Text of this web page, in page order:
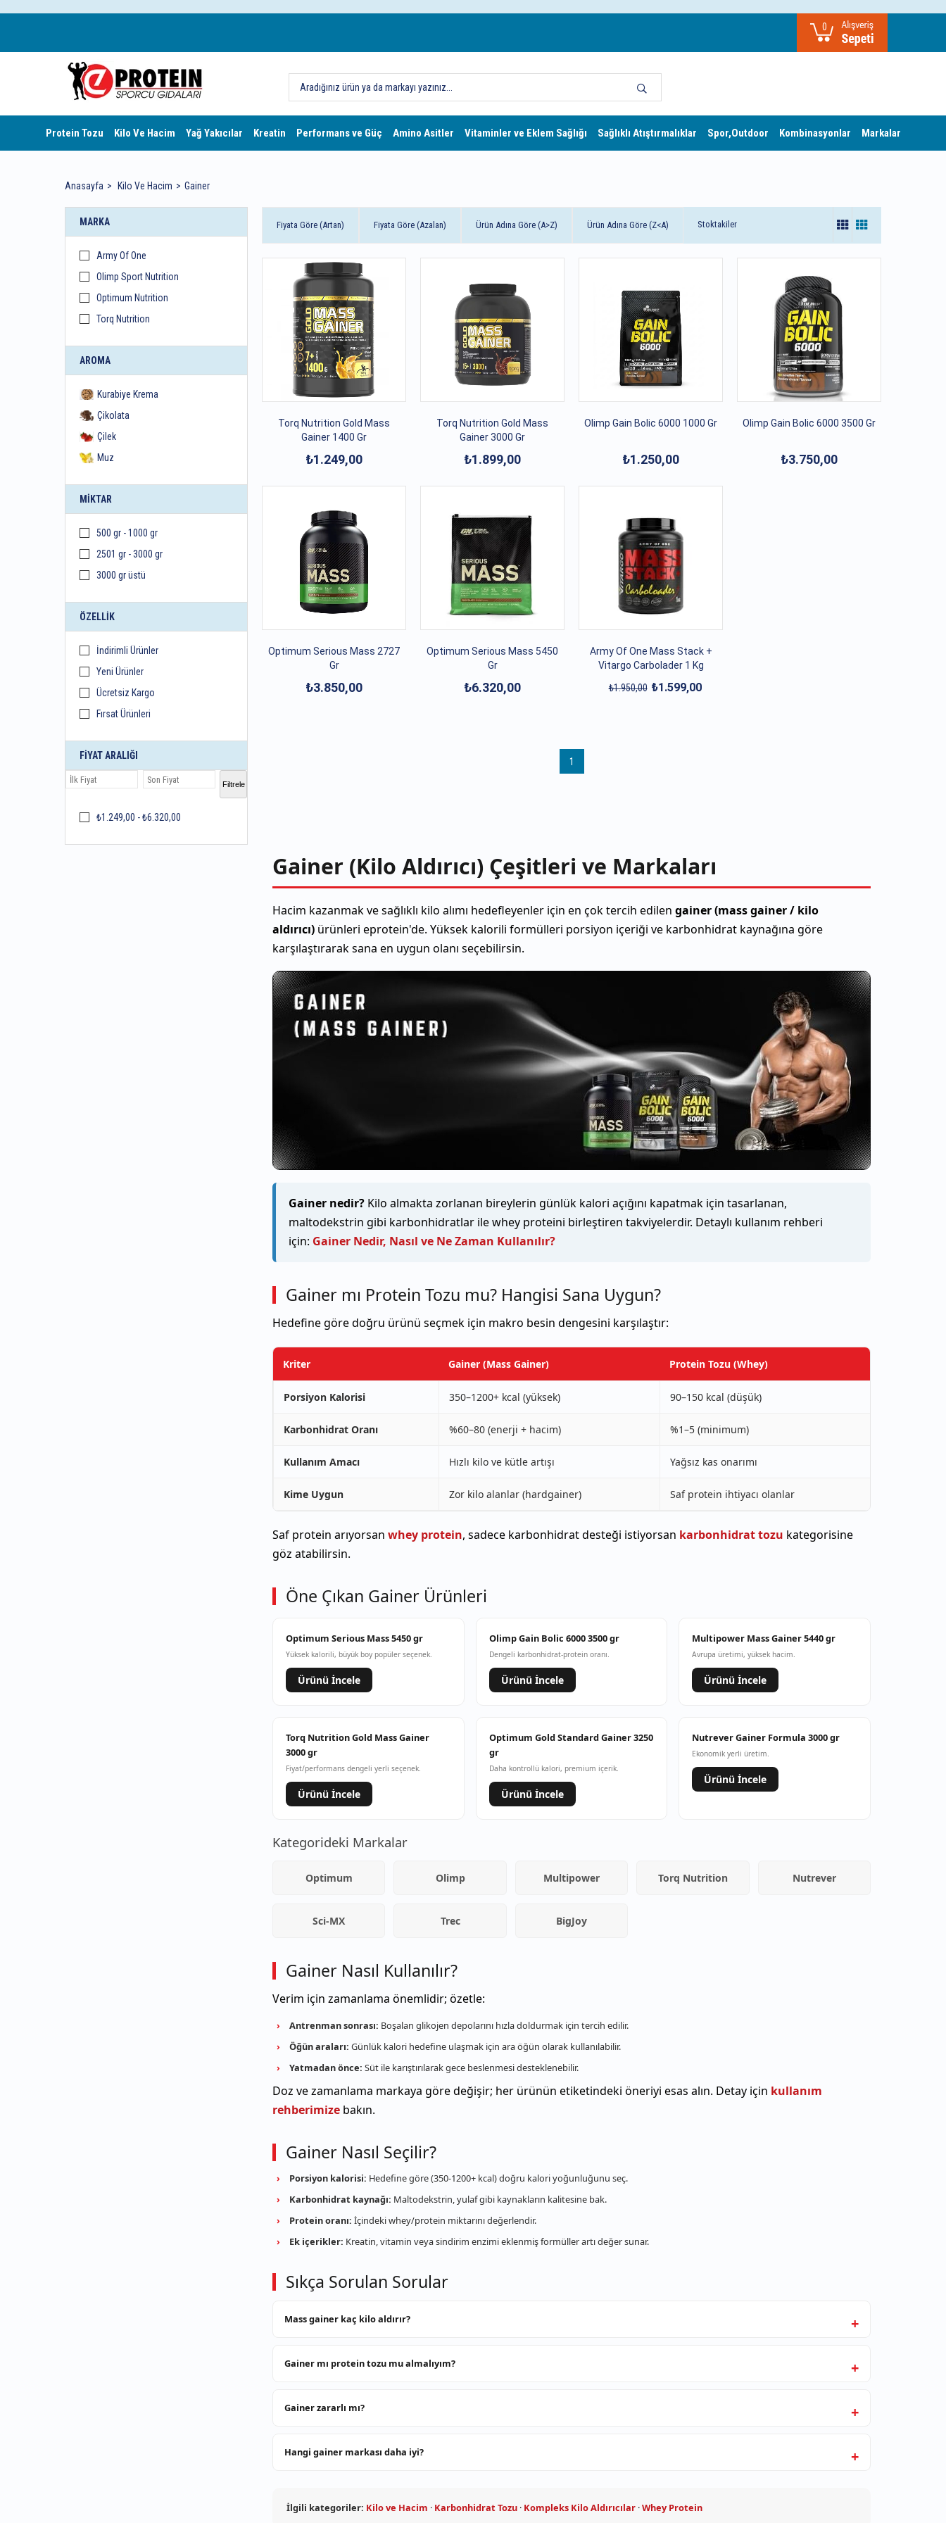
0
Protein Tozu Kilo Ve Hacim Yağ Yakıcılar Kreatin Performans ve Güç Amino Asitler Vitaminler ve Eklem Sağlığı Sağlıklı Atıştırmalıklar Spor,Outdoor Kombinasyonlar Markalar
Anasayfa Kilo Ve Hacim Gainer
MARKA
Army Of One
Olimp Sport Nutrition
Optimum Nutrition
Torq Nutrition
AROMA
Kurabiye Krema
Çikolata
Çilek
Muz
MIKTAR
500 gr - 1000 gr
2501 gr - 3000 gr
3000 gr üstü
ÖZELLIK
İndirimli Ürünler
Yeni Ürünler
Ücretsiz Kargo
Fırsat Ürünleri
FIYAT ARALIĞI
Filtrele
₺1.249,00 - ₺6.320,00
Fiyata Göre (Artan) Fiyata Göre (Azalan) Ürün Adına Göre (A>Z) Ürün Adına Göre (Z<A) Stoktakiler
Torq Nutrition Gold Mass
Gainer 1400 Gr
₺1.249,00
Torq Nutrition Gold Mass
Gainer 3000 Gr
₺1.899,00
Olimp Gain Bolic 6000 1000 Gr
₺1.250,00
Olimp Gain Bolic 6000 3500 Gr
₺3.750,00
Optimum Serious Mass 2727
Gr
₺3.850,00
Optimum Serious Mass 5450
Gr
₺6.320,00
Army Of One Mass Stack +
Vitargo Carbolader 1 Kg
₺1.599,00
₺1.950,00
1
Gainer (Kilo Aldırıcı) Çeşitleri ve Markaları
Hacim kazanmak ve sağlıklı kilo alımı hedefleyenler için en çok tercih edilen gainer (mass gainer / kilo
aldırıcı) ürünleri eprotein'de. Yüksek kalorili formülleri porsiyon içeriği ve karbonhidrat kaynağına göre
karşılaştırarak sana en uygun olanı seçebilirsin.
Gainer nedir? Kilo almakta zorlanan bireylerin günlük kalori açığını kapatmak için tasarlanan,
maltodekstrin gibi karbonhidratlar ile whey proteini birleştiren takviyelerdir. Detaylı kullanım rehberi
için: Gainer Nedir, Nasıl ve Ne Zaman Kullanılır?
Gainer mı Protein Tozu mu? Hangisi Sana Uygun?
Hedefine göre doğru ürünü seçmek için makro besin dengesini karşılaştır:
Kriter Gainer (Mass Gainer) Protein Tozu (Whey)
Porsiyon Kalorisi 350–1200+ kcal (yüksek) 90–150 kcal (düşük)
Karbonhidrat Oranı %60–80 (enerji + hacim) %1–5 (minimum)
Kullanım Amacı Hızlı kilo ve kütle artışı Yağsız kas onarımı
Kime Uygun Zor kilo alanlar (hardgainer) Saf protein ihtiyacı olanlar
Saf protein arıyorsan whey protein, sadece karbonhidrat desteği istiyorsan karbonhidrat tozu kategorisine
göz atabilirsin.
Öne Çıkan Gainer Ürünleri
Optimum Serious Mass 5450 gr
Yüksek kalorili, büyük boy popüler seçenek.
Ürünü İncele
Olimp Gain Bolic 6000 3500 gr
Dengeli karbonhidrat-protein oranı.
Ürünü İncele
Multipower Mass Gainer 5440 gr
Avrupa üretimi, yüksek hacim.
Ürünü İncele
Torq Nutrition Gold Mass Gainer
3000 gr
Fiyat/performans dengeli yerli seçenek.
Ürünü İncele
Optimum Gold Standard Gainer 3250
gr
Daha kontrollü kalori, premium içerik.
Ürünü İncele
Nutrever Gainer Formula 3000 gr
Ekonomik yerli üretim.
Ürünü İncele
Kategorideki Markalar
Optimum Olimp Multipower Torq Nutrition Nutrever
Sci-MX Trec BigJoy
Gainer Nasıl Kullanılır?
Verim için zamanlama önemlidir; özetle:
Antrenman sonrası: Boşalan glikojen depolarını hızla doldurmak için tercih edilir.
Öğün araları: Günlük kalori hedefine ulaşmak için ara öğün olarak kullanılabilir.
Yatmadan önce: Süt ile karıştırılarak gece beslenmesi desteklenebilir.
Doz ve zamanlama markaya göre değişir; her ürünün etiketindeki öneriyi esas alın. Detay için kullanım
rehberimize bakın.
Gainer Nasıl Seçilir?
Porsiyon kalorisi: Hedefine göre (350-1200+ kcal) doğru kalori yoğunluğunu seç.
Karbonhidrat kaynağı: Maltodekstrin, yulaf gibi kaynakların kalitesine bak.
Protein oranı: İçindeki whey/protein miktarını değerlendir.
Ek içerikler: Kreatin, vitamin veya sindirim enzimi eklenmiş formüller artı değer sunar.
Sıkça Sorulan Sorular
Mass gainer kaç kilo aldırır?
Gainer mı protein tozu mu almalıyım?
Gainer zararlı mı?
Hangi gainer markası daha iyi?
İlgili kategoriler: Kilo ve Hacim · Karbonhidrat Tozu · Kompleks Kilo Aldırıcılar ·Whey Protein